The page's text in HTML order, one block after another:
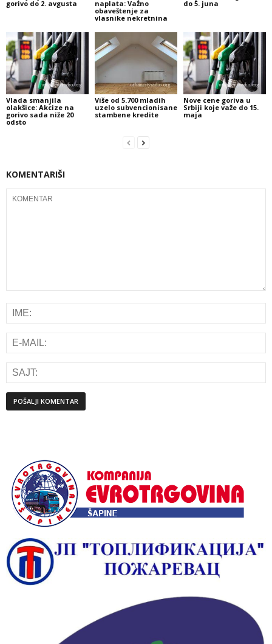
gorivo do 2. avgusta
naplata: Važno
obaveštenje za
vlasnike nekretnina
do 5. juna
Vlada smanjila
olakšice: Akcize na
gorivo sada niže 20
odsto
Više od 5.700 mladih
uzelo subvencionisane
stambene kredite
Nove cene goriva u
Srbiji koje važe do 15.
maja
KOMENTARIŠI